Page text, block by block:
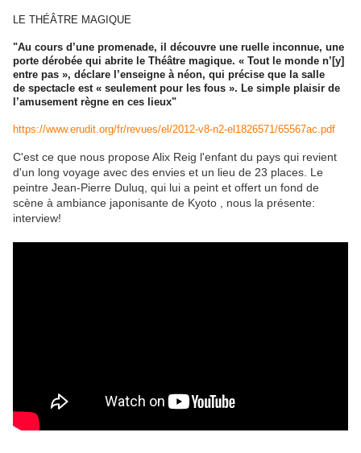
LE THÉÂTRE MAGIQUE
"Au cours d’une promenade, il découvre une ruelle inconnue, une
porte dérobée qui abrite le Théâtre magique. « Tout le monde n’[y]
entre pas », déclare l’enseigne à néon, qui précise que la salle
de spectacle est « seulement pour les fous ». Le simple plaisir de
l’amusement règne en ces lieux"
https://www.erudit.org/fr/revues/el/2012-v8-n2-el1826571/65567ac.pdf
C'est ce que nous propose Alix Reig l'enfant du pays qui revient
d'un long voyage avec des envies et un lieu de 23 places. Le
peintre Jean-Pierre Duluq, qui lui a peint et offert un fond de
scène à ambiance japonisante de Kyoto , nous la présente:
interview!